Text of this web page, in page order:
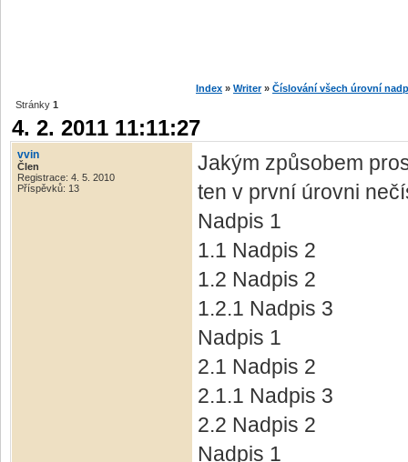
Index » Writer » Číslování všech úrovní
Stránky 1
4. 2. 2011 11:11:27
vvin
Člen
Registrace: 4. 5. 2010
Příspěvků: 13
Jakým způsobem
ten v první úrovni
Nadpis 1
1.1 Nadpis 2
1.2 Nadpis 2
1.2.1 Nadpis 3
Nadpis 1
2.1 Nadpis 2
2.1.1 Nadpis 3
2.2 Nadpis 2
Nadpis 1